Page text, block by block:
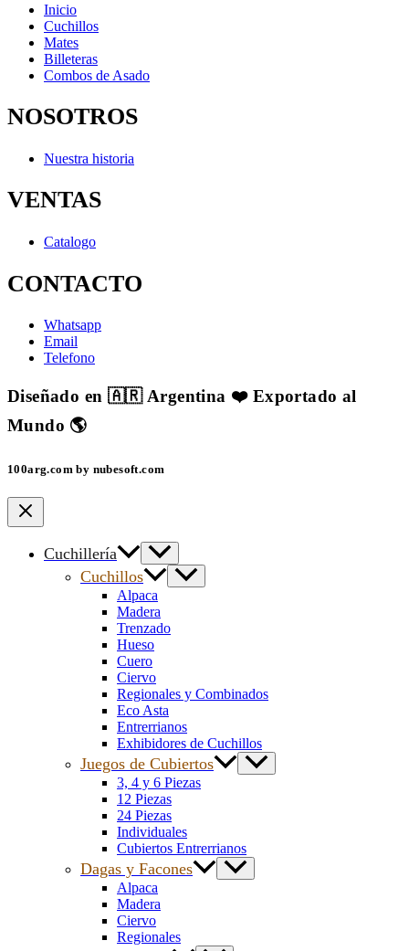
Inicio
Cuchillos
Mates
Billeteras
Combos de Asado
NOSOTROS
Nuestra historia
VENTAS
Catalogo
CONTACTO
Whatsapp
Email
Telefono
Diseñado en 🇦🇷 Argentina ❤️ Exportado al
Mundo 🌎
100arg.com by nubesoft.com
Cuchillería
Cuchillos
Alpaca
Madera
Trenzado
Hueso
Cuero
Ciervo
Regionales y Combinados
Eco Asta
Entrerrianos
Exhibidores de Cuchillos
Juegos de Cubiertos
3, 4 y 6 Piezas
12 Piezas
24 Piezas
Individuales
Cubiertos Entrerrianos
Dagas y Facones
Alpaca
Madera
Ciervo
Regionales